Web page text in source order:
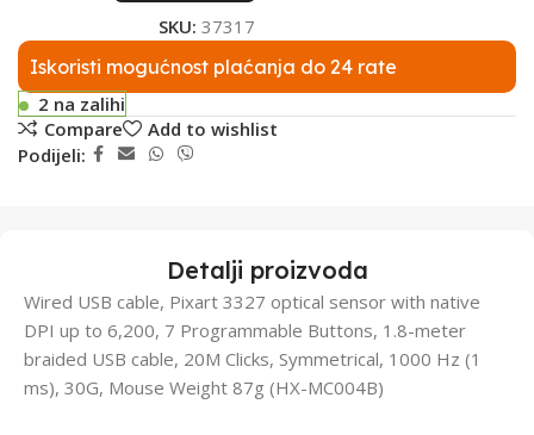
SKU: 37317
Iskoristi mogućnost plaćanja do 24 rate
2 na zalihi
Compare
Add to wishlist
Podijeli:
Detalji proizvoda
Wired USB cable, Pixart 3327 optical sensor with native
DPI up to 6,200, 7 Programmable Buttons, 1.8-meter
braided USB cable, 20M Clicks, Symmetrical, 1000 Hz (1
ms), 30G, Mouse Weight 87g (HX-MC004B)